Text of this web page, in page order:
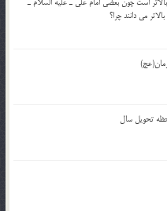
مي دانند چرا؟
تحویل سال